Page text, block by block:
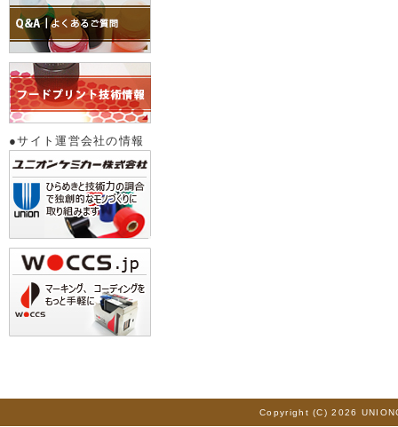
●サイト運営会社の情報
Copyright (C) 2026